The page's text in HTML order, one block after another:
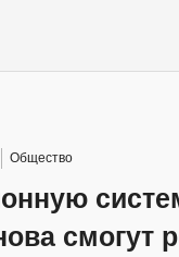
Общество
смогут